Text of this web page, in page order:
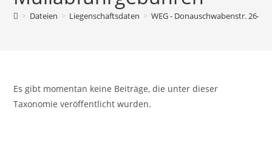
> Dateien > Liegenschaftsdaten > WEG - Donauschwabenstr. 26-28
Es gibt momentan keine Beiträge, die unter dieser
Taxonomie veröffentlicht wurden.